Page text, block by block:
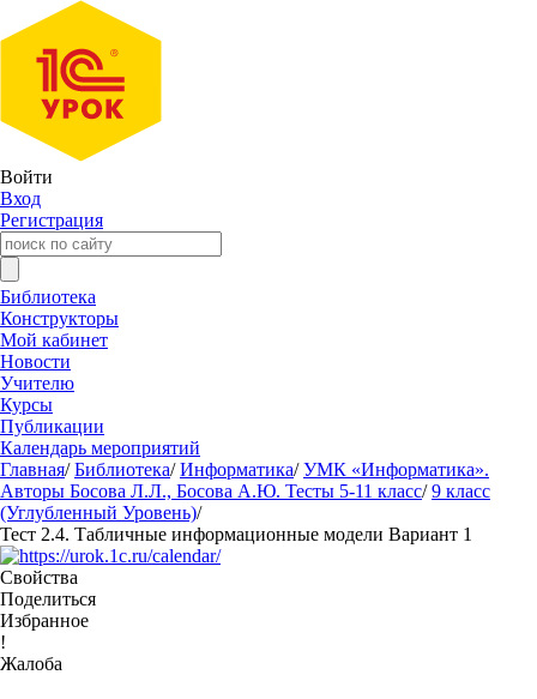
Войти
Вход
Регистрация
Библиотека
Конструкторы
Мой кабинет
Новости
Учителю
Курсы
Публикации
Календарь мероприятий
Главная/ Библиотека/ Информатика/ УМК «Информатика».
Авторы Босова Л.Л., Босова А.Ю. Тесты 5-11 класс/ 9 класс
(Углубленный Уровень)/
Тест 2.4. Табличные информационные модели Вариант 1
Свойства
Поделиться
Избранное
!
Жалоба